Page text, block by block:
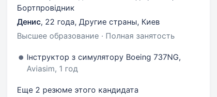
Бортпровідник
Денис, 22 года, Другие страны, Киев
Высшее образование · Полная занятость
Інструктор з симулятору Boeing 737NG,
Aviasim, 1 год
Еще 2 резюме этого кандидата